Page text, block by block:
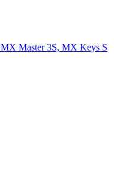
Master 3S, MX Keys S